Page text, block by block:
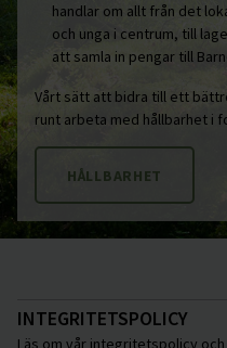
handlar om allt från det
och unga i centrum, till
att samla in pengar till
Vårt sätt att bidra till ett
runt arbeta med hållbarhet i
HÅLLBARHET
INTEGRITETSPOLICY
Läs om vår integritetspolicy